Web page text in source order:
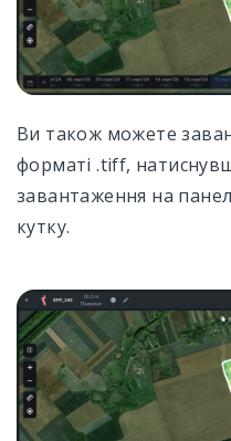
Ви також можете
форматі .tiff,
завантаження на
кутку.